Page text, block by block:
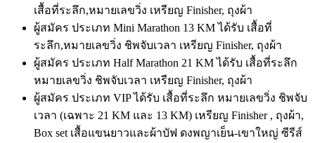
เสื้อที่ระลึก,หมายเลขวิ่ง เหรียญ Finisher, ถุงผ้า
ผู้สมัคร ประเภท Mini Marathon 13 KM ได้รับ เสื้อที่
ระลึก,หมายเลขวิ่ง ชิพจับเวลา เหรียญ Finisher, ถุงผ้า
ผู้สมัคร ประเภท Half Marathon 21 KM ได้รับ เสื้อที่ระลึก
หมายเลขวิ่ง ชิพจับเวลา เหรียญ Finisher, ถุงผ้า
ผู้สมัคร ประเภท VIP ได้รับ เสื้อที่ระลึก หมายเลขวิ่ง ชิพจับ
เวลา (เฉพาะ 21 KM และ 13 KM) เหรียญ Finisher , ถุงผ้า,
Box set เสื้อแขนยาวและผ้าบัฟ ดงพญาเย็น-เขาใหญ่ ซีรีส์